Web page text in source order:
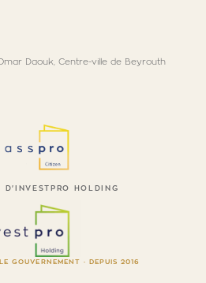
Daouk, Centre-ville de Beyrouth
D'INVESTPRO HOLDING
GOUVERNEMENT · DEPUIS 2016